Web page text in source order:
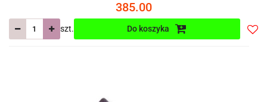
385.00
szt. Do koszyka